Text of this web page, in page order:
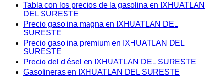
Tabla con los precios de la gasolina en IXHUATLAN
DEL SURESTE
Precio gasolina magna en IXHUATLAN DEL
SURESTE
Precio gasolina premium en IXHUATLAN DEL
SURESTE
Precio del diésel en IXHUATLAN DEL SURESTE
Gasolineras en IXHUATLAN DEL SURESTE